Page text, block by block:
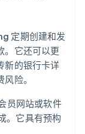
定期创建和发
。它还可以更
新的银行卡详
险。
员网站或软件
。它具有预构